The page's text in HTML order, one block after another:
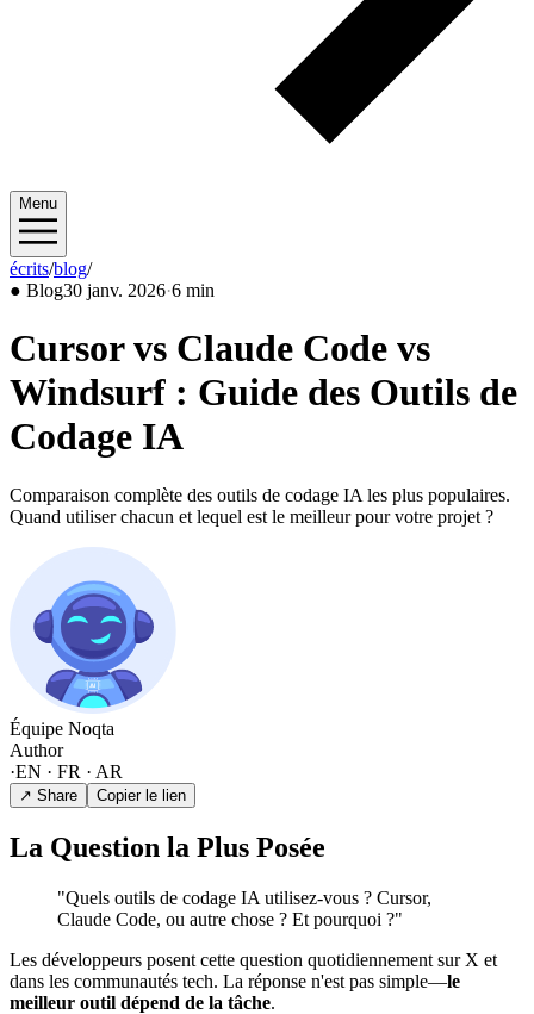
Menu
écrits/blog/2026/01
● Blog30 janv. 2026·6 min
Cursor vs Claude Code vs
Windsurf : Guide des Outils de
Codage IA
Comparaison complète des outils de codage IA les plus populaires.
Quand utiliser chacun et lequel est le meilleur pour votre projet ?
Équipe Noqta
Author
·EN · FR · AR
↗ Share Copier le lien
La Question la Plus Posée
"Quels outils de codage IA utilisez-vous ? Cursor,
Claude Code, ou autre chose ? Et pourquoi ?"
Les développeurs posent cette question quotidiennement sur X et
dans les communautés tech. La réponse n'est pas simple—le
meilleur outil dépend de la tâche.